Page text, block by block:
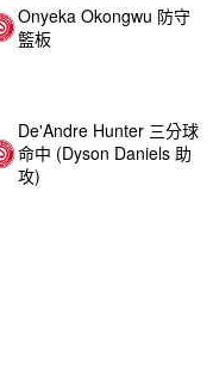
De'Andre Hunter 三分球
命中 (Dyson Daniels 助
攻)
Onyeka Okongwu 防守
籃板